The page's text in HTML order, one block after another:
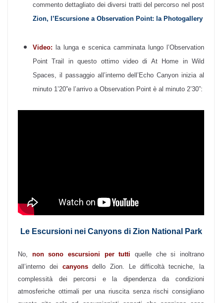
commento dettagliato dei diversi tratti del percorso nel post
Zion, l’Escursione a Observation Point: la Photogallery
Video: la lunga e scenica camminata lungo l’Observation
Point Trail in questo ottimo video di At Home in Wild
Spaces, il passaggio all’interno dell’Echo Canyon inizia al
minuto 1’20”e l’arrivo a Observation Point è al minuto 2’30”:
Le Escursioni nei Canyons di Zion National Park
No, non sono escursioni per tutti quelle che si inoltrano
all’interno dei canyonsdello Zion. Le difficoltà tecniche, la
complessità dei percorsi e la dipendenza da condizioni
atmosferiche ottimali per una riuscita senza rischi consigliano